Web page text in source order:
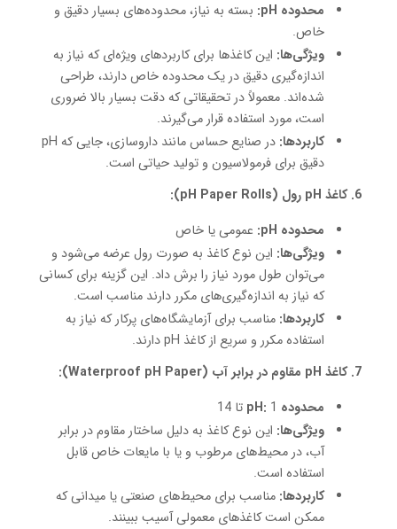
محدوده pH:
بسته به نیاز، محدوده‌های بسیار دقیق و
خاص.
ویژگی‌ها: این کاغذها برای کاربردهای ویژه‌ای که نیاز به
اندازه‌گیری دقیق در یک محدوده خاص دارند، طراحی
شده‌اند. معمولاً در تحقیقاتی که دقت بسیار بالا ضروری
است، مورد استفاده قرار می‌گیرند.
کاربردها:
در صنایع حساس مانند داروسازی، جایی که pH
دقیق برای فرمولاسیون و تولید حیاتی است.
6. کاغذ pH رول (pH Paper Rolls):
محدوده pH:
عمومی یا خاص
ویژگی‌ها: این نوع کاغذ به صورت رول عرضه می‌شود و
می‌توان طول مورد نیاز را برش داد. این گزینه برای کسانی
که نیاز به اندازه‌گیری‌های مکرر دارند مناسب است.
کاربردها: مناسب برای آزمایشگاه‌های پرکار که نیاز به
استفاده مکرر و سریع از کاغذ pH دارند.
7. کاغذ pH مقاوم در برابر آب (Waterproof pH Paper):
محدوده pH: 1 تا 14
ویژگی‌ها: این نوع کاغذ به دلیل ساختار مقاوم در برابر
آب، در محیط‌های مرطوب و یا با مایعات خاص قابل
استفاده است.
کاربردها: مناسب برای محیط‌های صنعتی یا میدانی که
ممکن است کاغذهای معمولی آسیب ببینند.